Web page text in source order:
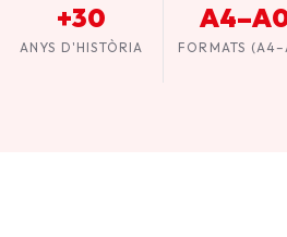
+30
ANYS D'HISTÒRIA FORMATS